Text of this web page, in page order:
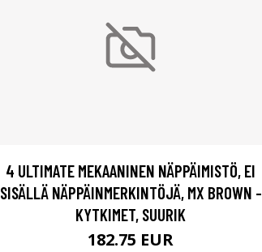
4 ULTIMATE MEKAANINEN NÄPPÄIMISTÖ, EI
SISÄLLÄ NÄPPÄINMERKINTÖJÄ, MX BROWN -
KYTKIMET, SUURIK
182.75 EUR